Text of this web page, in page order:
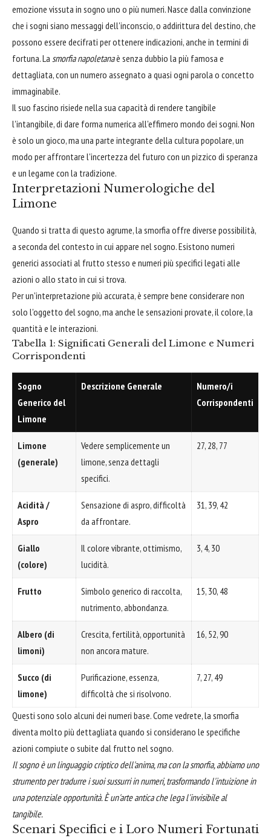
emozione vissuta in sogno uno o più numeri. Nasce dalla convinzione
che i sogni siano messaggi dell'inconscio, o addirittura del destino, che
possono essere decifrati per ottenere indicazioni, anche in termini di
fortuna. La smorfia napoletanaè senza dubbio la più famosa e
dettagliata, con un numero assegnato a quasi ogni parola o concetto
immaginabile.
Il suo fascino risiede nella sua capacità di rendere tangibile
l'intangibile, di dare forma numerica all'effimero mondo dei sogni. Non
è solo un gioco, ma una parte integrante della cultura popolare, un
modo per affrontare l'incertezza del futuro con un pizzico di speranza
e un legame con la tradizione.
Interpretazioni Numerologiche del
Limone
Quando si tratta di questo agrume, la smorfia offre diverse possibilità,
a seconda del contesto in cui appare nel sogno. Esistono numeri
generici associati al frutto stesso e numeri più specifici legati alle
azioni o allo stato in cui si trova.
Per un'interpretazione più accurata, è sempre bene considerare non
solo l'oggetto del sogno, ma anche le sensazioni provate, il colore, la
quantità e le interazioni.
Tabella 1: Significati Generali del Limone e Numeri
Corrispondenti
Sogno
Generico del
Limone
Descrizione Generale
Numero/i
Corrispondenti
Limone
(generale)
Vedere semplicemente un
limone, senza dettagli
specifici.
27, 28, 77
Acidità /
Aspro
Sensazione di aspro, difficoltà
da affrontare.
31, 39, 42
Giallo
(colore)
Il colore vibrante, ottimismo,
lucidità.
3, 4, 30
Frutto
Simbolo generico di raccolta,
nutrimento, abbondanza.
15, 30, 48
Albero (di
limoni)
Crescita, fertilità, opportunità
non ancora mature.
16, 52, 90
Succo (di
limone)
Purificazione, essenza,
difficoltà che si risolvono.
7, 27, 49
Questi sono solo alcuni dei numeri base. Come vedrete, la smorfia
diventa molto più dettagliata quando si considerano le specifiche
azioni compiute o subite dal frutto nel sogno.
Il sogno è un linguaggio criptico dell'anima, ma con la smorfia, abbiamo uno
strumento per tradurre i suoi sussurri in numeri, trasformando l'intuizione in
una potenziale opportunità. È un'arte antica che lega l'invisibile al
tangibile.
Scenari Specifici e i Loro Numeri Fortunati